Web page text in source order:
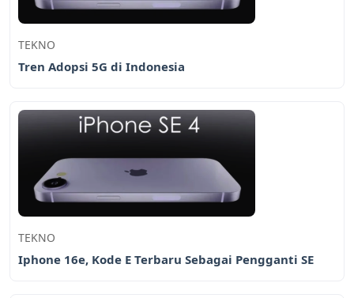
TEKNO
Tren Adopsi 5G di Indonesia
TEKNO
Iphone 16e, Kode E Terbaru Sebagai Pengganti SE